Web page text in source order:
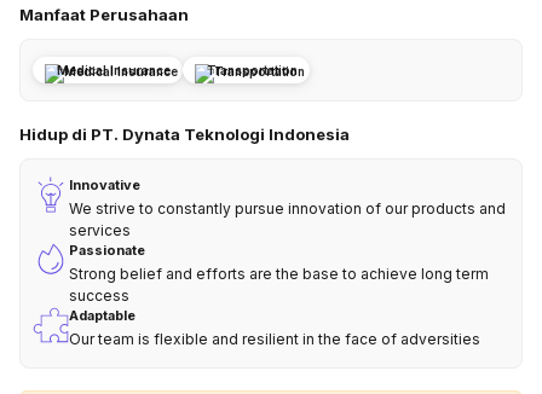
Manfaat Perusahaan
Medical Insurance Transportation
Hidup di PT. Dynata Teknologi Indonesia
Innovative
We strive to constantly pursue innovation of our products and
services
Passionate
Strong belief and efforts are the base to achieve long term
success
Adaptable
Our team is flexible and resilient in the face of adversities